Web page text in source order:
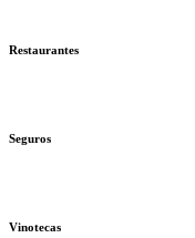
Restaurantes
Seguros
Vinotecas